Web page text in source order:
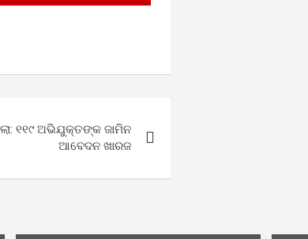
୧୧୯ ଅଭିଯୁକ୍ତଙ୍କ ଜାମିନ
ଆବେଦନ ଖାରଜ